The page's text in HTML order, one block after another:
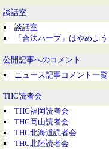
談話室
談話室
「合法ハーブ」はやめよう
公開記事へのコメント
ニュース記事コメント一覧
THC読者会
THC福岡読者会
THC岡山読者会
THC北海道読者会
THC北陸読者会